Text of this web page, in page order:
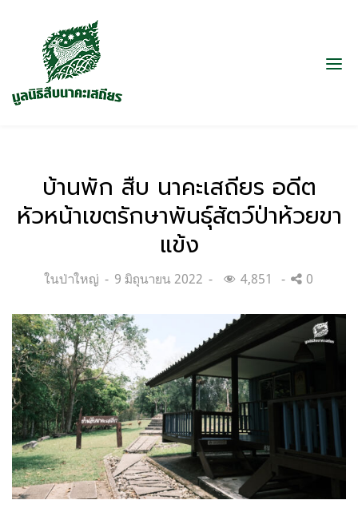
บ้านพัก สืบ นาคะเสถียร อดีต
หัวหน้าเขตรักษาพันธุ์สัตว์ป่าห้วยขา
แข้ง
Categories:
ในป่าใหญ่
Posted
9 มิถุนายน 2022 4,851 0